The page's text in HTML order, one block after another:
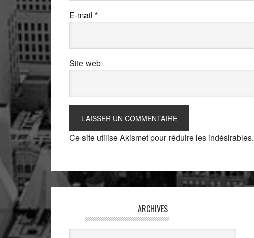
E-mail *
Site web
Ce site utilise Akismet pour réduire les indésirables.
ARCHIVES